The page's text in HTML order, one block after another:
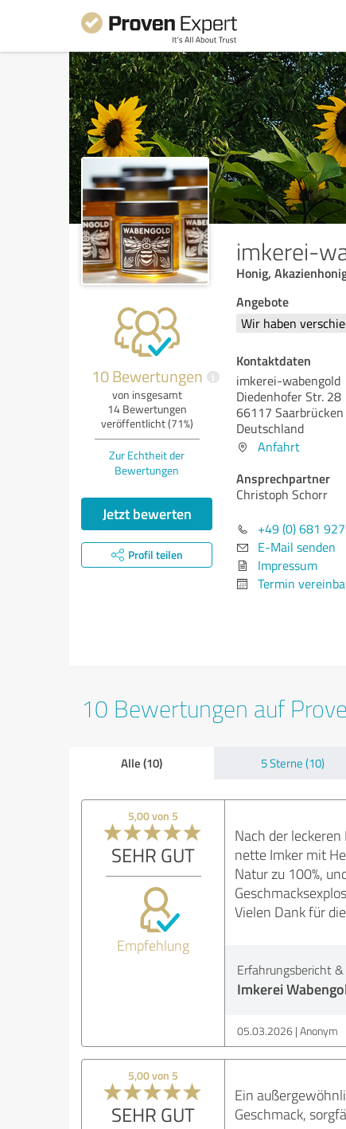
imkerei-
Honig,
10 Bewertungen i
von insgesamt
14 Bewertungen
veröffentlicht (71%)
Zur Echtheit der
Bewertungen
Jetzt bewerten
Profil teilen
Angebote
Wir haben
Kontaktdaten
imkerei-wabengold
Diedenhofer Str. 28
66117 Saarbrücken
Deutschland
Anfahrt
Ansprechpartner
Christoph Schorr
+49 (0) 681
E-Mail senden
Impressum
Termin
10 Bewertungen auf
Alle (10) 5 Sterne (10)
5,00 von 5
SEHR GUT
Empfehlung
Nach der
nette Imker mit
Natur zu 100%,
Vielen Dank für
Erfahrungsbericht
Imkerei
05.03.2026 Anonym
5,00 von 5
SEHR GUT
Ein
Geschmack,